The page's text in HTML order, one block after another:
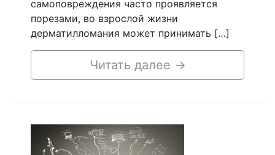
самоповреждения часто проявляется
порезами, во взрослой жизни
дерматилломания может принимать […]
Читать далее →